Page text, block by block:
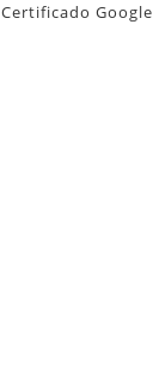
Certificado Google